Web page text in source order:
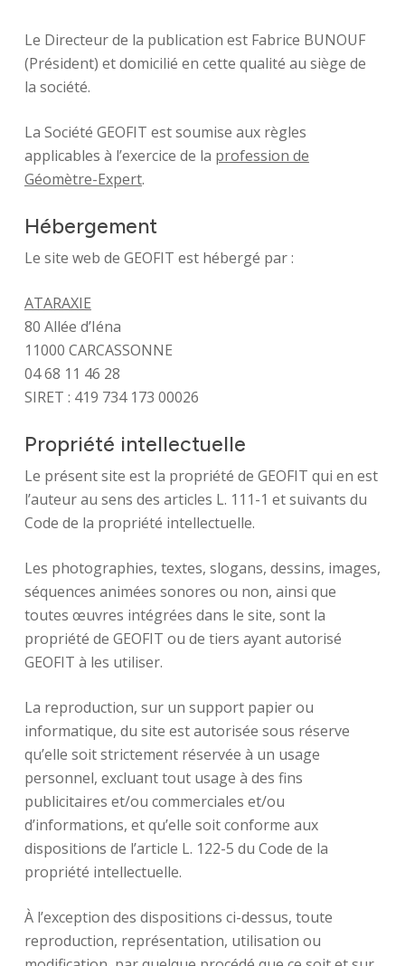
Le Directeur de la publication est Fabrice BUNOUF
(Président) et domicilié en cette qualité au siège de
la société.
La Société GEOFIT est soumise aux règles
applicables à l’exercice de la profession de
Géomètre-Expert.
Hébergement
Le site web de GEOFIT est hébergé par :
ATARAXIE
80 Allée d’Iéna
11000 CARCASSONNE
04 68 11 46 28
SIRET : 419 734 173 00026
Propriété intellectuelle
Le présent site est la propriété de GEOFIT qui en est
l’auteur au sens des articles L. 111-1 et suivants du
Code de la propriété intellectuelle.
Les photographies, textes, slogans, dessins, images,
séquences animées sonores ou non, ainsi que
toutes œuvres intégrées dans le site, sont la
propriété de GEOFIT ou de tiers ayant autorisé
GEOFIT à les utiliser.
La reproduction, sur un support papier ou
informatique, du site est autorisée sous réserve
qu’elle soit strictement réservée à un usage
personnel, excluant tout usage à des fins
publicitaires et/ou commerciales et/ou
d’informations, et qu’elle soit conforme aux
dispositions de l’article L. 122-5 du Code de la
propriété intellectuelle.
À l’exception des dispositions ci-dessus, toute
reproduction, représentation, utilisation ou
Identité
Agences
Filiales
Engagements
Actualités
Nous rejoindre
Domaines d’activité